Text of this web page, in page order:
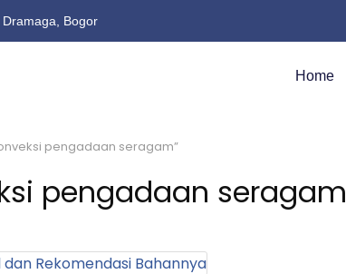
Dramaga, Bogor
Home
pengadaan seragam”
pengadaan seragam